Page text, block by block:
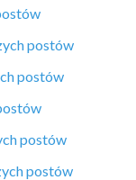
postów
postów
postów
postów